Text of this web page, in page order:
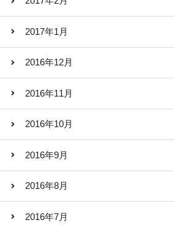
2017年1月
2016年12月
2016年11月
2016年10月
2016年9月
2016年8月
2016年7月